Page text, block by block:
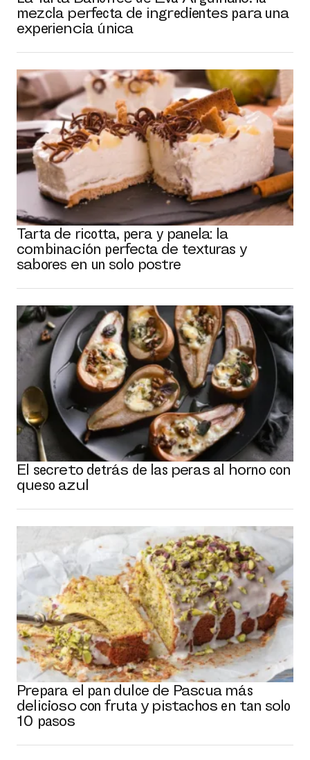
mezcla perfecta de ingredientes para una
experiencia única
Tarta de ricotta, pera y panela: la
combinación perfecta de texturas y
sabores en un solo postre
El secreto detrás de las peras al horno con
queso azul
Prepara el pan dulce de Pascua más
delicioso con fruta y pistachos en tan solo
10 pasos